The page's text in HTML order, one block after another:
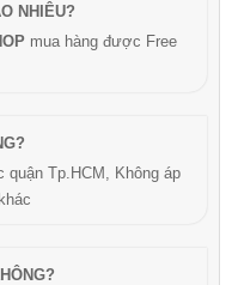
NHIÊU?
mua hàng được Free
quận Tp.HCM, Không áp